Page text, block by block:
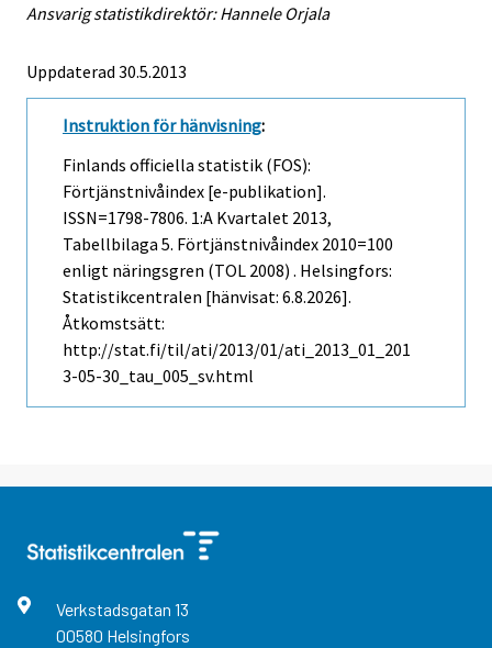
Ansvarig statistikdirektör: Hannele Orjala
Uppdaterad 30.5.2013
Instruktion för hänvisning:
Finlands officiella statistik (FOS):
Förtjänstnivåindex [e-publikation].
ISSN=1798-7806. 1:a Kvartalet 2013,
Tabellbilaga 5. Förtjänstnivåindex 2010=100
enligt näringsgren (TOL 2008) . Helsingfors:
Statistikcentralen [hänvisat: 6.8.2026].
Åtkomstsätt:
http://stat.fi/til/ati/2013/01/ati_2013_01_201
3-05-30_tau_005_sv.html
Verkstadsgatan 13
00580 Helsingfors